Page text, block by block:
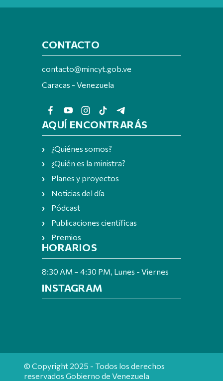
CONTACTO
contacto@mincyt.gob.ve
Caracas - Venezuela
AQUÍ ENCONTRARÁS
¿Quiénes somos?
¿Quién es la ministra?
Planes y proyectos
Noticias del día
Pódcast
Publicaciones científicas
Premios
HORARIOS
8:30 AM – 4:30 PM, Lunes - Viernes
INSTAGRAM
© Copyright 2025 - Todos los derechos
reservados Gobierno de Venezuela